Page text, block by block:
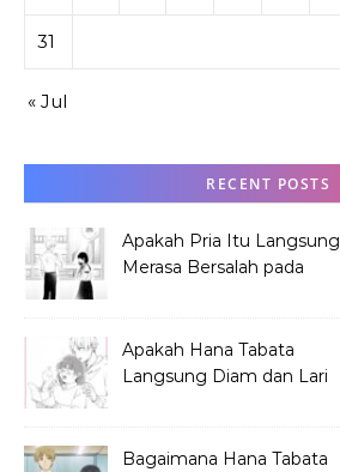
31
« Jul
RECENT POSTS
Apakah Pria Itu Langsung
Merasa Bersalah pada
Apakah Hana Tabata
Langsung Diam dan Lari
Bagaimana Hana Tabata